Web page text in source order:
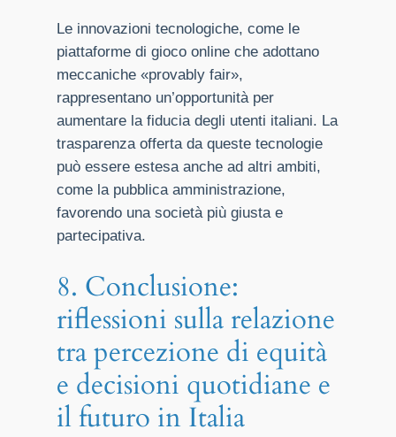
Le innovazioni tecnologiche, come le
piattaforme di gioco online che adottano
meccaniche «provably fair»,
rappresentano un’opportunità per
aumentare la fiducia degli utenti italiani. La
trasparenza offerta da queste tecnologie
può essere estesa anche ad altri ambiti,
come la pubblica amministrazione,
favorendo una società più giusta e
partecipativa.
8. Conclusione:
riflessioni sulla relazione
tra percezione di equità
e decisioni quotidiane e
il futuro in Italia